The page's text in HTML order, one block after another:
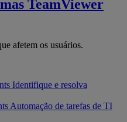
TeamViewer
afetem os usuários.
Identifique e resolva
Automação de tarefas de TI